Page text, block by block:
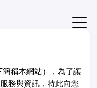
簡稱本網站），為了讓
務與資訊，特此向您